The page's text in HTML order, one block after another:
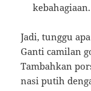
kebahagiaan.
Jadi, tunggu
Ganti camilan
Tambahkan
nasi putih